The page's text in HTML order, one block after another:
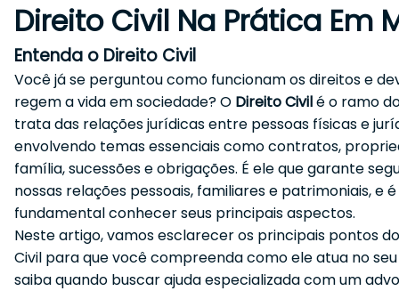
Direito Civil Na Prática Em
Entenda o Direito Civil
Você já se perguntou como funcionam os direitos e
regem a vida em sociedade? O Direito Civilé o ramo
trata das relações jurídicas entre pessoas físicas e
envolvendo temas essenciais como contratos,
família, sucessões e obrigações. É ele que garante
nossas relações pessoais, familiares e patrimoniais, e é
fundamental conhecer seus principais aspectos.
Neste artigo, vamos esclarecer os principais pontos
Civil para que você compreenda como ele atua no seu
saiba quando buscar ajuda especializada com um